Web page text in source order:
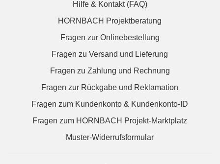
Hilfe & Kontakt (FAQ)
HORNBACH Projektberatung
Fragen zur Onlinebestellung
Fragen zu Versand und Lieferung
Fragen zu Zahlung und Rechnung
Fragen zur Rückgabe und Reklamation
Fragen zum Kundenkonto & Kundenkonto-ID
Fragen zum HORNBACH Projekt-Marktplatz
Muster-Widerrufsformular